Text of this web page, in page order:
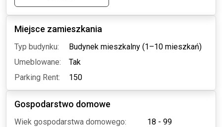
Miejsce zamieszkania
Typ budynku:
Budynek mieszkalny (1–10 mieszkań)
Umeblowane:
Tak
Parking Rent:
150
Gospodarstwo domowe
Wiek gospodarstwa domowego:
18 - 99